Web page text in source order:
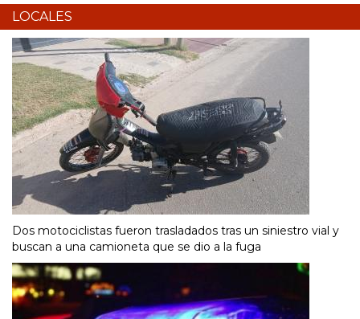
LOCALES
Dos motociclistas fueron trasladados tras un siniestro vial y
buscan a una camioneta que se dio a la fuga